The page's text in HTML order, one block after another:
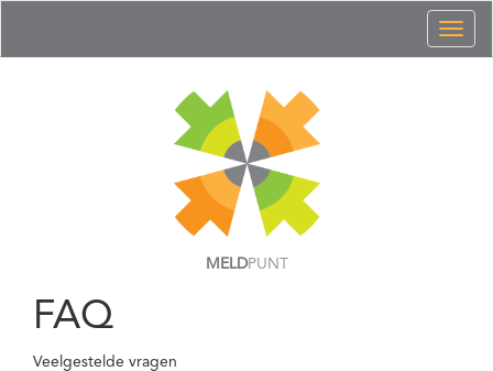
MELDPUNT
FAQ
Veelgestelde vragen